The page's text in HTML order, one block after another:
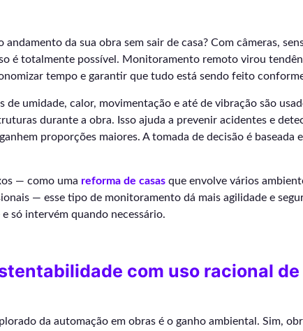
andamento da sua obra sem sair de casa? Com câmeras,
é totalmente possível. Monitoramento remoto virou
tempo e garantir que tudo está sendo feito
de umidade, calor, movimentação e até de vibração são
durante a obra. Isso ajuda a prevenir acidentes e
proporções maiores. A tomada de decisão é baseada
— como uma reforma de casas que envolve vários
— esse tipo de monitoramento dá mais agilidade e
só intervém quando necessário.
com uso racional de
da automação em obras é o ganho ambiental. Sim,